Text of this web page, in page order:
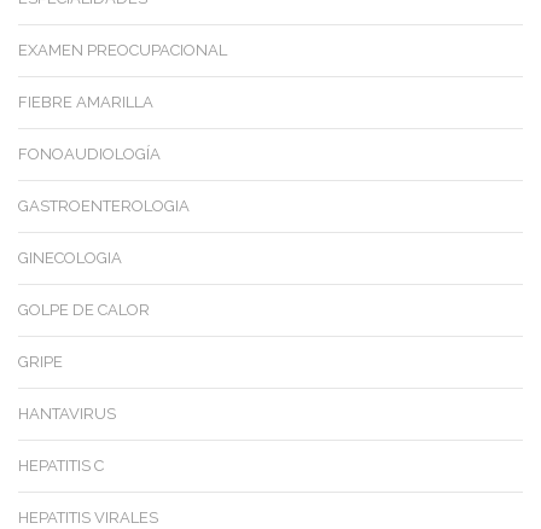
EXAMEN PREOCUPACIONAL
FIEBRE AMARILLA
FONOAUDIOLOGÍA
GASTROENTEROLOGIA
GINECOLOGIA
GOLPE DE CALOR
GRIPE
HANTAVIRUS
HEPATITIS C
HEPATITIS VIRALES